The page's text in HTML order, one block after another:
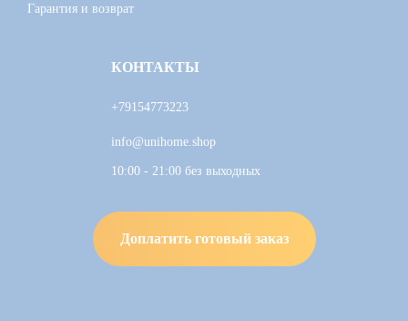
Гарантия и возврат
КОНТАКТЫ
+79154773223
info@unihome.shop
10:00 - 21:00 без выходных
Доплатить готовый заказ